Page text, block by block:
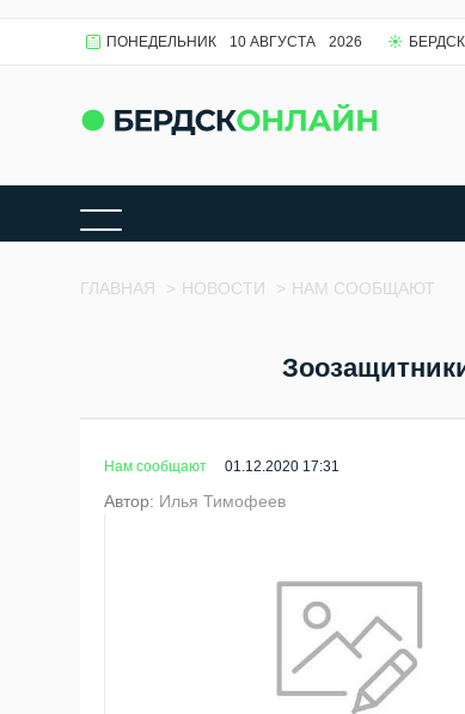
ПОНЕДЕЛЬНИК 10 АВГУСТА 2026 БЕРДСК
ГЛАВНАЯ > НОВОСТИ > НАМ СООБЩАЮТ
Нам сообщают 01.12.2020 17:31
Автор: Илья Тимофеев